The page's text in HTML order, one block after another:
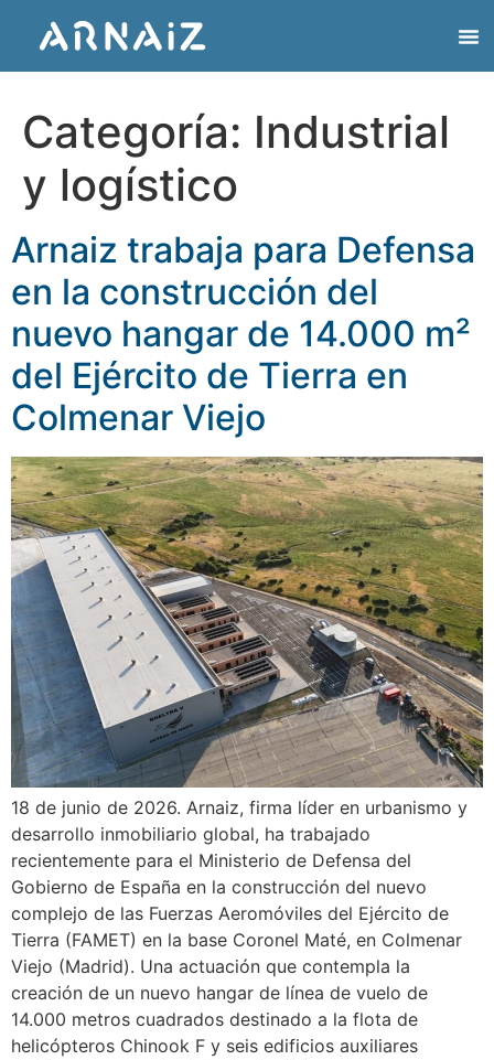
Categoría: Industrial
y logístico
Arnaiz trabaja para Defensa
en la construcción del
nuevo hangar de 14.000 m²
del Ejército de Tierra en
Colmenar Viejo
18 de junio de 2026. Arnaiz, firma líder en urbanismo y
desarrollo inmobiliario global, ha trabajado
recientemente para el Ministerio de Defensa del
Gobierno de España en la construcción del nuevo
complejo de las Fuerzas Aeromóviles del Ejército de
Tierra (FAMET) en la base Coronel Maté, en Colmenar
Viejo (Madrid). Una actuación que contempla la
creación de un nuevo hangar de línea de vuelo de
14.000 metros cuadrados destinado a la flota de
helicópteros Chinook F y seis edificios auxiliares